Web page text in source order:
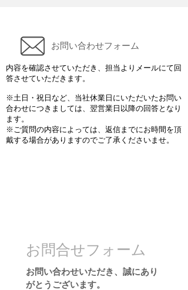
お問い合わせフォーム
内容を確認させていただき、担当よりメールにて回
答させていただきます。
※土日・祝日など、当社休業日にいただいたお問い
合わせにつきましては、翌営業日以降の回答となり
ます。
※ご質問の内容によっては、返信までにお時間を頂
戴する場合がありますのでご了承くださいませ。
お問合せフォーム
お問い合わせいただき、誠にあり
がとうございます。